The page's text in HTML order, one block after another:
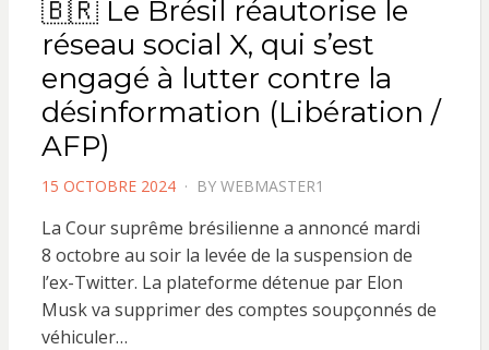
🇧🇷 Le Brésil réautorise le
réseau social X, qui s’est
engagé à lutter contre la
désinformation (Libération /
AFP)
POSTED
15 OCTOBRE 2024 BY WEBMASTER1
La Cour suprême brésilienne a annoncé mardi
8 octobre au soir la levée de la suspension de
l’ex-Twitter. La plateforme détenue par Elon
Musk va supprimer des comptes soupçonnés de
véhiculer…